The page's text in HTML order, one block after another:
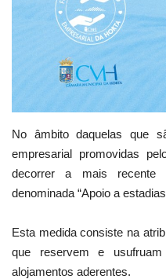
No âmbito daquelas que
empresarial promovidas
decorrer a mais recente
denominada “Apoio a
Esta medida consiste na
que reservem e
alojamentos aderentes.